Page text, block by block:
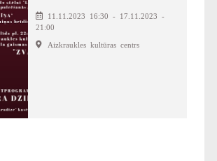
11.11.2023 16:30 - 17.11.2023 -
21:00
Aizkraukles kultūras centrs